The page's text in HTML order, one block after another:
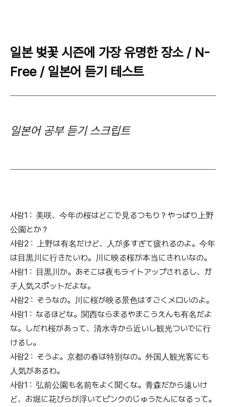
일본 벚꽃 시즌에 가장 유명한 장소 / N-
Free / 일본어 듣기 테스트
일본어 공부 듣기 스크립트
사람1 : 美咲、今年の桜はどこで見るつもり？やっぱり上野
公園とか？
사람2 : 上野は有名だけど、人が多すぎて疲れるのよ。今年
は目黒川に行きたいわ。川に映る桜が本当にきれいなの。
사람1 : 目黒川か。あそこは夜もライトアップされるし、ガ
チ人気スポットだよな。
사람2 : そうなの。川に桜が映る景色はすごくメロいのよ。
사람1 : なるほどな。関西ならまるやまこうえんも有名だよ
な。しだれ桜があって、清水寺から近いし観光ついでに行
けるし。
사람2 : そうよ。京都の春は特別なの。外国人観光客にも
人気があるわ。
사람1 : 弘前公園も名前をよく聞くな。青森だから遠いけ
ど、お堀に花びらが浮いてピンクのじゅうたんになるって。